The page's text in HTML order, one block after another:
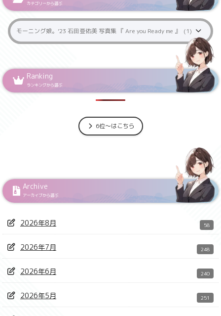
カテゴリーから選ぶ
Ranking
ランキングから選ぶ
6位～はこちら
Archive
アーカイブから選ぶ
2026年8月 58
2026年7月 248
2026年6月 240
2026年5月 251